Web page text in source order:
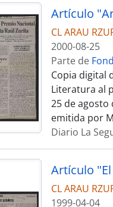
CL ARAU
2000-08-25
Parte de
Copia digital
Literatura al
25 de agosto
emitida por
Diario La
CL ARAU
1999-04-04